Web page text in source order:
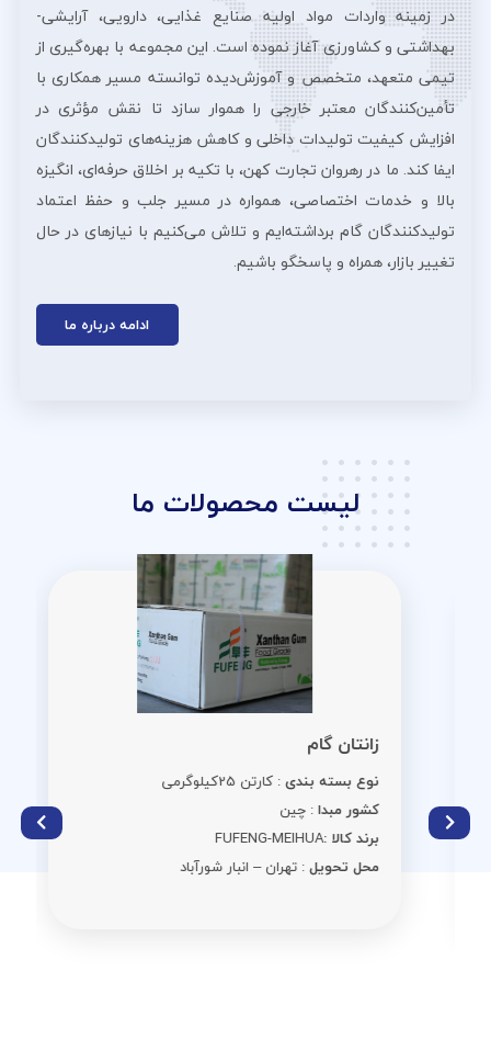
در زمینه واردات مواد اولیه صنایع غذایی، دارویی، آرایشی‌-
بهداشتی و کشاورزی آغاز نموده است. این مجموعه با بهره‌گیری از
تیمی متعهد، متخصص و آموزش‌دیده توانسته مسیر همکاری با
تأمین‌کنندگان معتبر خارجی را هموار سازد تا نقش مؤثری در
افزایش کیفیت تولیدات داخلی و کاهش هزینه‌های تولیدکنندگان
ایفا کند. ما در رهروان تجارت کهن، با تکیه بر اخلاق حرفه‌ای، انگیزه
بالا و خدمات اختصاصی، همواره در مسیر جلب و حفظ اعتماد
تولیدکنندگان گام برداشته‌ایم و تلاش می‌کنیم با نیازهای در حال
تغییر بازار، همراه و پاسخگو باشیم.
ادامه درباره ما
لیست محصولات ما
زانتان گام
نوع بسته بندی: کارتن 25کیلوگرمی
کشور مبدا: چین
برند کالا :FUFENG-MEIHUA
محل تحویل: تهران – انبار شورآباد